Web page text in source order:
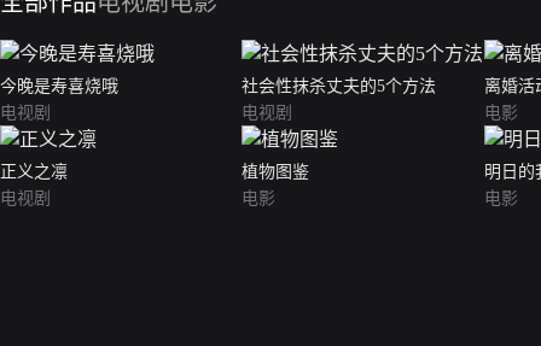
今晚是寿喜烧哦
电视剧
社会性抹杀丈夫的5个方法
电视剧
离婚活
电影
正义之凛
电视剧
植物图鉴
电影
明日的
电影